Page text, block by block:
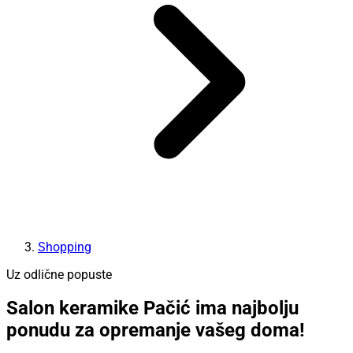
Shopping
Uz odlične popuste
Salon keramike Pačić ima najbolju
ponudu za opremanje vašeg doma!